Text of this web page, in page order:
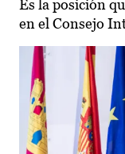
Es la posición
en el Consejo